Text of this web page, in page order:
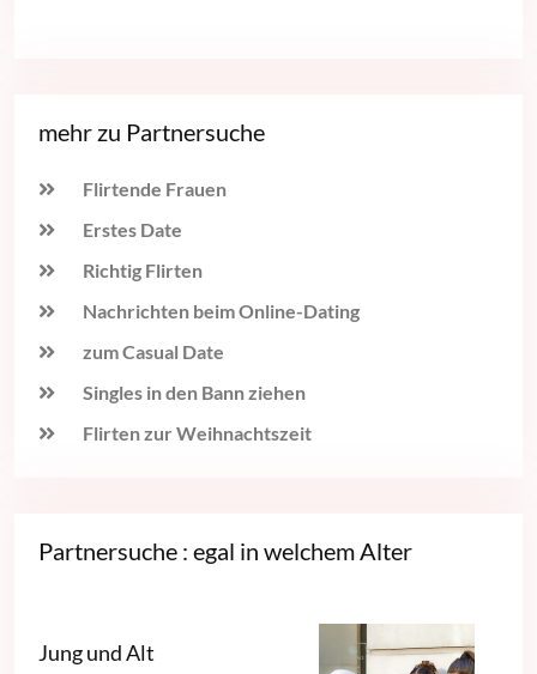
mehr zu Partnersuche
Flirtende Frauen
Erstes Date
Richtig Flirten
Nachrichten beim Online-Dating
zum Casual Date
Singles in den Bann ziehen
Flirten zur Weihnachtszeit
Partnersuche : egal in welchem Alter
Jung und Alt